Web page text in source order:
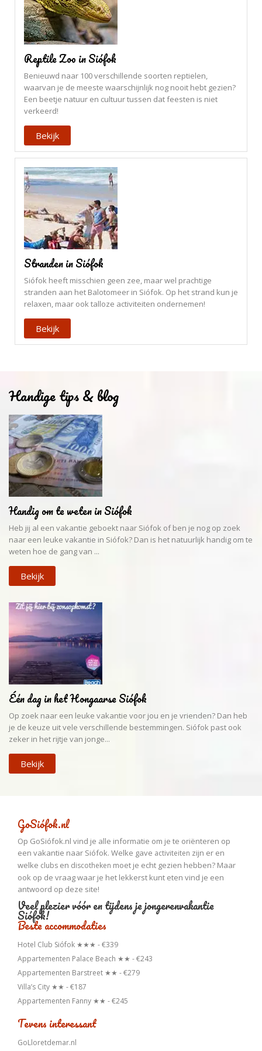
Reptile Zoo in Siófok
Benieuwd naar 100 verschillende soorten reptielen,
waarvan je de meeste waarschijnlijk nog nooit hebt gezien?
Een beetje natuur en cultuur tussen dat feesten is niet
verkeerd!
Bekijk
Stranden in Siófok
Siófok heeft misschien geen zee, maar wel prachtige
stranden aan het Balotomeer in Siófok. Op het strand kun je
relaxen, maar ook talloze activiteiten ondernemen!
Bekijk
Handige tips & blog
Handig om te weten in Siófok
Heb jij al een vakantie geboekt naar Siófok of ben je nog op zoek
naar een leuke vakantie in Siófok? Dan is het natuurlijk handig om te
weten hoe de gang van ...
Bekijk
Één dag in het Hongaarse Siófok
Op zoek naar een leuke vakantie voor jou en je vrienden? Dan heb
je de keuze uit vele verschillende bestemmingen. Siófok past ook
zeker in het rijtje van jonge...
Bekijk
GoSiófok.nl
Op GoSiófok.nl vind je alle informatie om je te oriënteren op
een vakantie naar Siófok. Welke gave activiteiten zijn er en
welke clubs en discotheken moet je echt gezien hebben? Maar
ook op de vraag waar je het lekkerst kunt eten vind je een
antwoord op deze site!
Veel plezier vóór en tijdens je jongerenvakantie
Siófok!
Beste accommodaties
Hotel Club Siófok ★★★ - €339
Appartementen Palace Beach ★★ - €243
Appartementen Barstreet ★★ - €279
Villa’s City ★★ - €187
Appartementen Fanny ★★ - €245
Tevens interessant
GoLloretdemar.nl